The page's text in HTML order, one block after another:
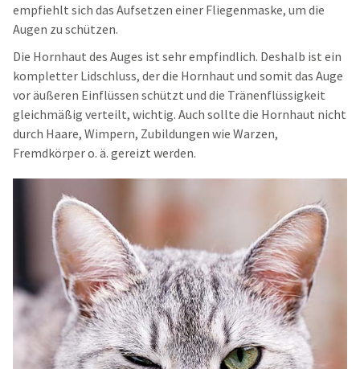
empfiehlt sich das Aufsetzen einer Fliegenmaske, um die
Augen zu schützen.
Die Hornhaut des Auges ist sehr empfindlich. Deshalb ist ein
kompletter Lidschluss, der die Hornhaut und somit das Auge
vor äußeren Einflüssen schützt und die Tränenflüssigkeit
gleichmäßig verteilt, wichtig. Auch sollte die Hornhaut nicht
durch Haare, Wimpern, Zubildungen wie Warzen,
Fremdkörper o. ä. gereizt werden.